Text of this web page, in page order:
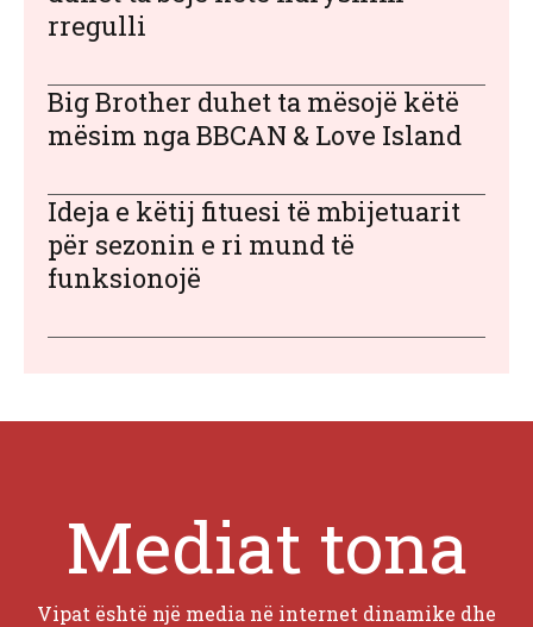
rregulli
Big Brother duhet ta mësojë këtë
mësim nga BBCAN & Love Island
Ideja e këtij fituesi të mbijetuarit
për sezonin e ri mund të
funksionojë
Mediat tona
Vipat është një media në internet dinamike dhe